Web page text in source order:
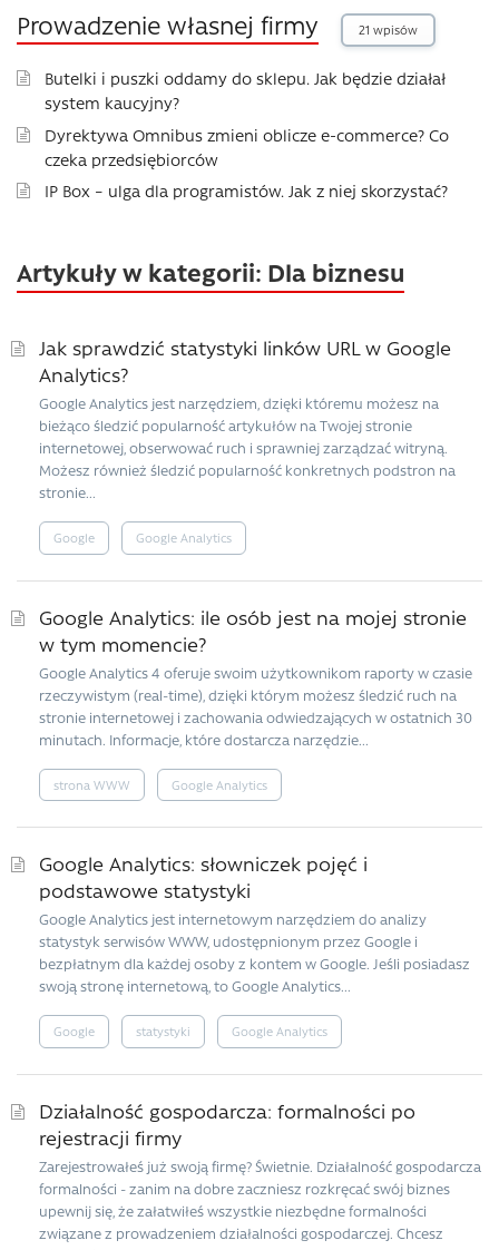
Prowadzenie własnej firmy 21 wpisów
Butelki i puszki oddamy do sklepu. Jak będzie działał
system kaucyjny?
Dyrektywa Omnibus zmieni oblicze e-commerce? Co
czeka przedsiębiorców
IP Box – ulga dla programistów. Jak z niej skorzystać?
Artykuły w kategorii: Dla biznesu
Jak sprawdzić statystyki linków URL w Google
Analytics?
Google Analytics jest narzędziem, dzięki któremu możesz na
bieżąco śledzić popularność artykułów na Twojej stronie
internetowej, obserwować ruch i sprawniej zarządzać witryną.
Możesz również śledzić popularność konkretnych podstron na
stronie...
Google Google Analytics
Google Analytics: ile osób jest na mojej stronie
w tym momencie?
Google Analytics 4 oferuje swoim użytkownikom raporty w czasie
rzeczywistym (real-time), dzięki którym możesz śledzić ruch na
stronie internetowej i zachowania odwiedzających w ostatnich 30
minutach. Informacje, które dostarcza narzędzie...
strona WWW Google Analytics
Google Analytics: słowniczek pojęć i
podstawowe statystyki
Google Analytics jest internetowym narzędziem do analizy
statystyk serwisów WWW, udostępnionym przez Google i
bezpłatnym dla każdej osoby z kontem w Google. Jeśli posiadasz
swoją stronę internetową, to Google Analytics...
Google statystyki Google Analytics
Działalność gospodarcza: formalności po
rejestracji firmy
Zarejestrowałeś już swoją firmę? Świetnie. Działalność gospodarcza
formalności - zanim na dobre zaczniesz rozkręcać swój biznes
upewnij się, że załatwiłeś wszystkie niezbędne formalności
związane z prowadzeniem działalności gospodarczej. Chcesz